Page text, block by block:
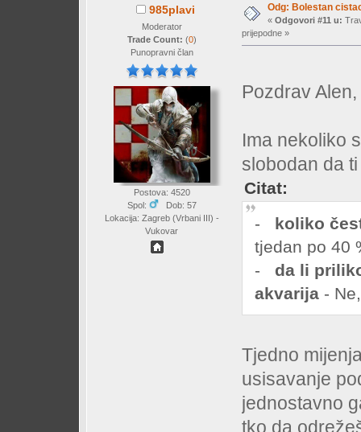
985plavi
Moderator
Trade Count: (0)
Punopravni član
Postova: 4520
Spol:
Dob: 57
Lokacija: Zagreb (Vrbani III) -
Vukovar
Odg: Bolestan
« Odgovori #11 u:
prijepodne »
Pozdrav Alen,
Ima nekoliko
slobodan da
Citat:
- koliko
tjedan po 40
- da li
akvarija -
Tjedno
usisavanje
jednostavno
tko da